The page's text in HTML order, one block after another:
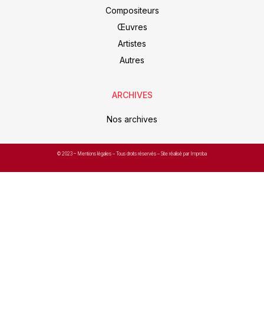
Compositeurs
Œuvres
Artistes
Autres
ARCHIVES
Nos archives
© 2023 – Mentions légales – Tous droits réservés – Site réalisé par Improba